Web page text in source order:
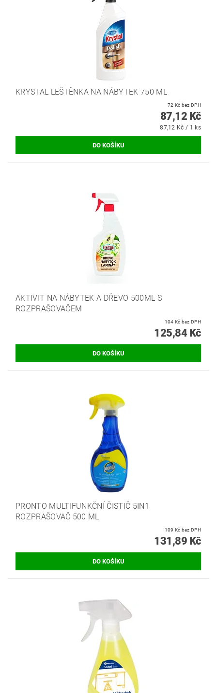
KRYSTAL LEŠTĚNKA NA NÁBYTEK 750 ML
72 Kč bez DPH
87,12 Kč
87,12 Kč / 1 ks
AKTIVIT NA NÁBYTEK A DŘEVO 500ML S
ROZPRAŠOVAČEM
104 Kč bez DPH
125,84 Kč
PRONTO MULTIFUNKČNÍ ČISTIČ 5IN1
ROZPRAŠOVAČ 500 ML
109 Kč bez DPH
131,89 Kč